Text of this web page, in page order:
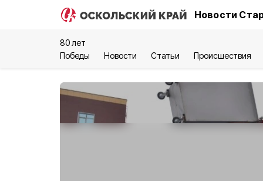
Новости
80 лет
Победы
Новости Статьи Происшествия